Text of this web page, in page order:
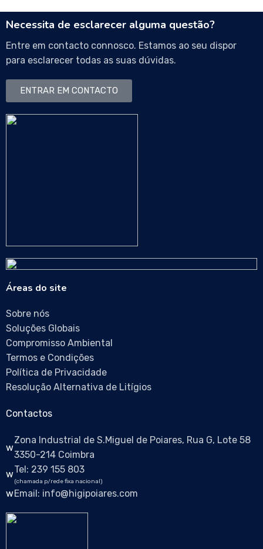
Necessita de esclarecer alguma questão?
Entre em contacto connosco. Estamos ao seu dispor
para esclarecer todas as suas dúvidas.
ENTRAR EM CONTACTO
Áreas do site
Sobre nós
Soluções Globais
Compromisso Ambiental
Termos e Condições
Política de Privacidade
Resolução Alternativa de Litígios
Contactos
Zona Industrial de S.Miguel de Poiares, Rua G, Lote 58
3350-214 Coimbra
Tel: 239 155 803
(chamada p/rede fixa nacional)
Email: info@higipoiares.com